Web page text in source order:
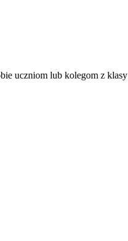
uczniom lub kolegom z klasy